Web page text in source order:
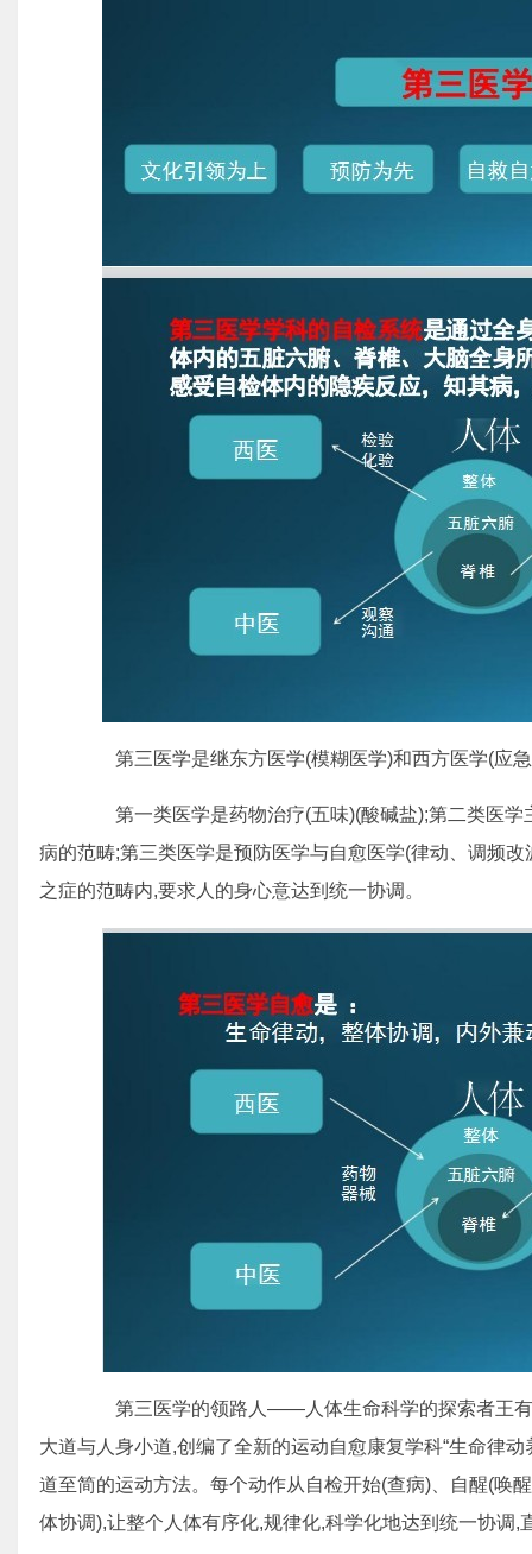
第三医学是继东方医学(模糊医学)和西方医学(应急
第一类医学是药物治疗(五味)(酸碱盐);第二类医学
病的范畴;第三类医学是预防医学与自愈医学(律动、调频
之症的范畴内,要求人的身心意达到统一协调。
第三医学的领路人——人体生命科学的探索者王有
大道与人身小道,创编了全新的运动自愈康复学科“生命律
道至简的运动方法。每个动作从自检开始(查病)、自醒(唤
体协调),让整个人体有序化,规律化,科学化地达到统一协调,